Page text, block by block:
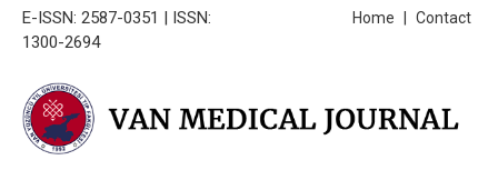
E-ISSN: 2587-0351 | ISSN:
1300-2694
Contact
Home